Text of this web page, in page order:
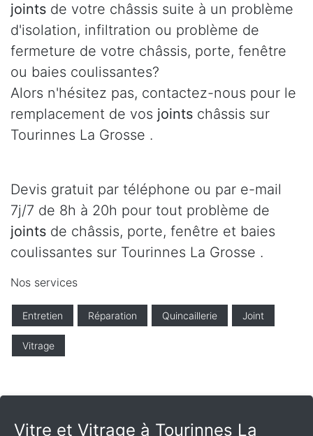
joints de votre châssis suite à un problème
d'isolation, infiltration ou problème de
fermeture de votre châssis, porte, fenêtre
ou baies coulissantes?
Alors n'hésitez pas, contactez-nous pour le
remplacement de vos joints châssis sur
Tourinnes La Grosse .
Devis gratuit par téléphone ou par e-mail
7j/7 de 8h à 20h pour tout problème de
joints de châssis, porte, fenêtre et baies
coulissantes sur Tourinnes La Grosse .
Nos services
Entretien Réparation Quincaillerie Joint
Vitrage
Vitre et Vitrage à Tourinnes La